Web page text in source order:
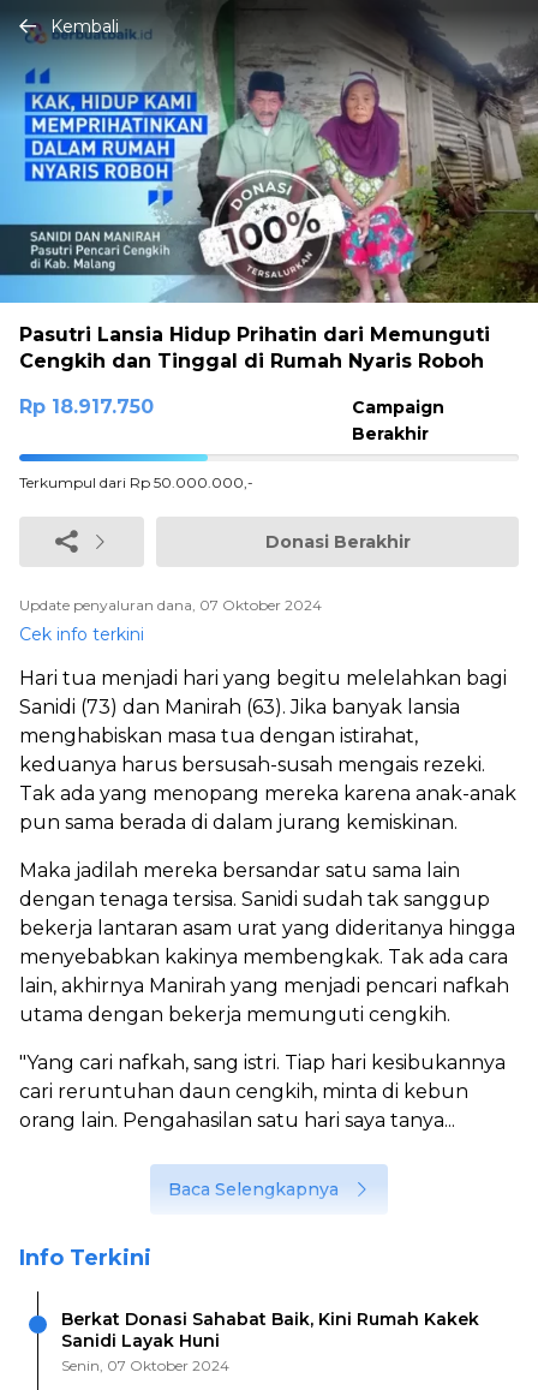
Kembali
Pasutri Lansia Hidup Prihatin dari Memunguti
Cengkih dan Tinggal di Rumah Nyaris Roboh
Rp 18.917.750
Campaign
Berakhir
37.8355%
Complete
Terkumpul dari Rp 50.000.000,-
Donasi Berakhir
Update penyaluran dana, 07 Oktober 2024
Cek info terkini
Hari tua menjadi hari yang begitu melelahkan bagi
Sanidi (73) dan Manirah (63). Jika banyak lansia
menghabiskan masa tua dengan istirahat,
keduanya harus bersusah-susah mengais rezeki.
Tak ada yang menopang mereka karena anak-anak
pun sama berada di dalam jurang kemiskinan.
Maka jadilah mereka bersandar satu sama lain
dengan tenaga tersisa. Sanidi sudah tak sanggup
bekerja lantaran asam urat yang dideritanya hingga
menyebabkan kakinya membengkak. Tak ada cara
lain, akhirnya Manirah yang menjadi pencari nafkah
utama dengan bekerja memunguti cengkih.
"Yang cari nafkah, sang istri. Tiap hari kesibukannya
cari reruntuhan daun cengkih, minta di kebun
orang lain. Pengahasilan satu hari saya tanya...
Baca Selengkapnya
Info Terkini
Berkat Donasi Sahabat Baik, Kini Rumah Kakek
Sanidi Layak Huni
Senin, 07 Oktober 2024